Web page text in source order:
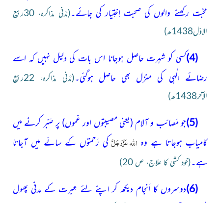
محبَّت رکھنے والوں کی صحبت اِختِیار کی جائے۔
(مَدَنی مذاکرہ، 30ربیع
الاوّل1438ھ)
(4)
کسی کو شہرت حاصل ہوجانا اس بات کی دلیل نہیں کہ اسے
رضائے الٰہی کی منزل بھی حاصل ہوگئی۔
(مَدَنی مذاکرہ، 22ربیع
الآخر1438ھ)
(5) جو مَصائب و آلام (یعنی مصیبتوں اور غموں)پر صَبْر کرنے میں
کامیاب ہوجاتا ہے وہاللہعَزَّوَجَلَّکی رَحمتوں کے سائے میں آجاتا
ہے۔(خود کشی کا علاج، ص 20)
(6)
دوسروں کا اَنجام دیکھ کر اپنے لئے عِبرت کے مدنی پھول